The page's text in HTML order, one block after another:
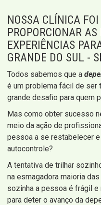
NOSSA CLÍNICA
PROPORCIONAR
EXPERIÊNCIAS
GRANDE DO SUL -
Todos sabemos que a
é um problema fácil de ser
grande desafio para quem
Mas como obter sucesso
meio da ação de
pessoa a se restabelecer
autocontrole?
A tentativa de trilhar
na esmagadora maioria
sozinha a pessoa é frágil
para deter o avanço da